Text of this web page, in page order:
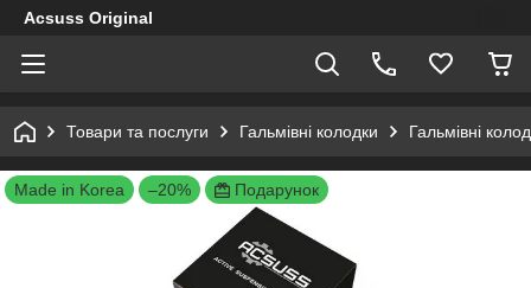
Acsuss Original
Товари та послуги Гальмівні колодки Гальмівні
Made in Korea –20% Подарунок